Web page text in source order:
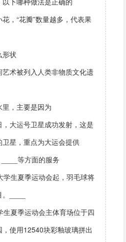
，“花瓣”数量越多，代表果
形状
艺术被列入人类非物质文化遗
，主要是因为
大运号卫星成功发射，这是
星，重点为大运会提供
____等方面的服务
学生夏季运动会起，羽毛球将
____
生夏季运动会主体育场位于四
使用12540块彩釉玻璃拼出